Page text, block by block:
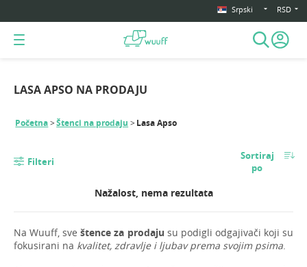
Srpski RSD
LASA APSO NA PRODAJU
Početna Štenci na prodaju Lasa Apso
Filteri
Sortiraj
po
Nažalost, nema rezultata
Na Wuuff, sveštence za prodaju su podigli odgajivači koji su
fokusirani na kvalitet, zdravlje i ljubav prema svojim psima.